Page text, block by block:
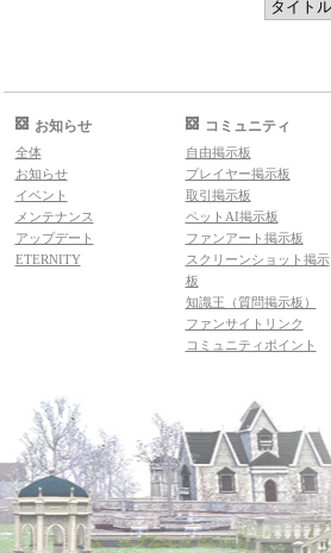
お知らせ
全体
お知らせ
イベント
メンテナンス
アップデート
ETERNITY
コミュニティ
自由掲示板
プレイヤー掲示板
取引掲示板
ペットAI掲示板
ファンアート掲示板
スクリーンショット掲示
板
知識王（質問掲示板）
ファンサイトリンク
コミュニティポイント